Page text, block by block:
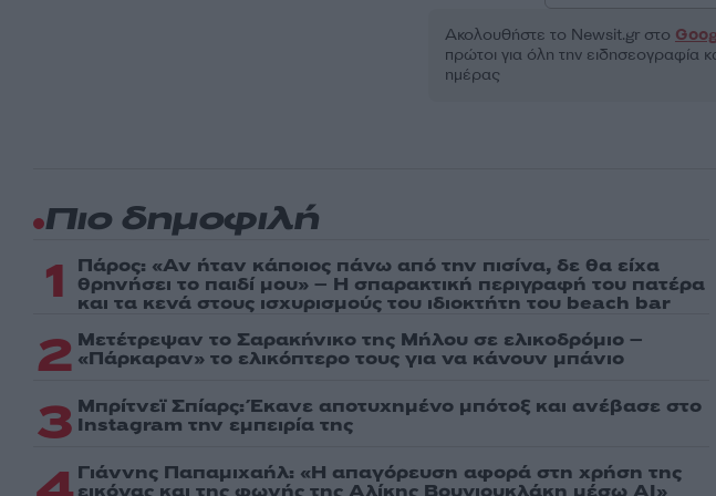
Ακολουθήστε το Νewsit.gr στο
πρώτοι για όλη την ειδησεογραφία
ημέρας
Πιο δημοφιλή
1 Πάρος: «Αν ήταν κάποιος πάνω από την πισίνα, δε θα είχα
θρηνήσει το παιδί μου» – Η σπαρακτική περιγραφή του πατέρα
και τα κενά στους ισχυρισμούς του ιδιοκτήτη του beach bar
2 Μετέτρεψαν το Σαρακήνικο της Μήλου σε ελικοδρόμιο –
«Πάρκαραν» το ελικόπτερο τους για να κάνουν μπάνιο
3 Μπρίτνεϊ Σπίαρς: Έκανε αποτυχημένο μπότοξ και ανέβασε στο
Instagram την εμπειρία της
Γιάννης Παπαμιχαήλ: «Η απαγόρευση αφορά στη χρήση της